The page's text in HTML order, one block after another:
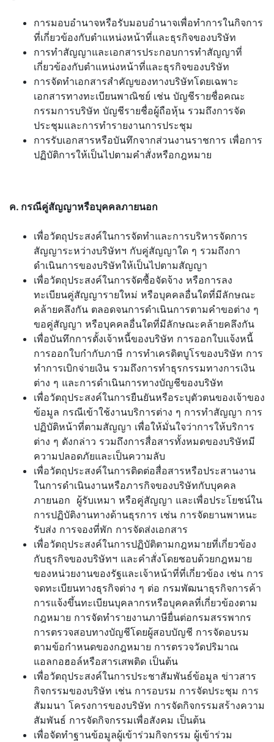
การมอบอำนาจหรือรับมอบอำนาจเพื่อทำการในกิจการ
ที่เกี่ยวข้องกับตำแหน่งหน้าที่และธุรกิจของบริษัท
การทำสัญญาและเอกสารประกอบการทำสัญญาที่
เกี่ยวข้องกับตำแหน่งหน้าที่และธุรกิจของบริษัท
การจัดทำเอกสารสำคัญของทางบริษัทโดยเฉพาะ
เอกสารทางทะเบียนพาณิชย์ เช่น บัญชีรายชื่อคณะ
กรรมการบริษัท บัญชีรายชื่อผู้ถือหุ้น รวมถึงการจัด
ประชุมและการทำรายงานการประชุม
การรับเอกสารหรือบันทึกจากส่วนงานราชการ เพื่อการ
ปฏิบัติการให้เป็นไปตามคำสั่งหรือกฎหมาย
ค. กรณีคู่สัญญาหรือบุคคลภายนอก
เพื่อวัตถุประสงค์ในการจัดทำและการบริหารจัดการ
สัญญาระหว่างบริษัทฯ กับคู่สัญญาใด ๆ รวมถึงกา
ดำเนินการของบริษัทให้เป็นไปตามสัญญา
เพื่อวัตถุประสงค์ในการจัดซื้อจัดจ้าง หรือการลง
ทะเบียนคู่สัญญารายใหม่ หรือบุคคลอื่นใดที่มีลักษณะ
คล้ายคลึงกัน ตลอดจนการดำเนินการตามคำขอต่าง ๆ
ขอคู่สัญญา หรือบุคคลอื่นใดที่มีลักษณะคล้ายคลึงกัน
เพื่อบันทึกการตั้งเจ้าหนี้ของบริษัท การออกใบแจ้งหนี้
การออกใบกำกับภาษี การทำเครดิตบูโรของบริษัท การ
ทำการเบิกจ่ายเงิน รวมถึงการทำธุรกรรมทางการเงิน
ต่าง ๆ และการดำเนินการทางบัญชีของบริษัท
เพื่อวัตถุประสงค์ในการยืนยันหรือระบุตัวตนของเจ้าของ
ข้อมูล กรณีเข้าใช้งานบริการต่าง ๆ การทำสัญญา การ
ปฏิบัติหน้าที่ตามสัญญา เพื่อให้มั่นใจว่าการให้บริการ
ต่าง ๆ ดังกล่าว รวมถึงการสื่อสารทั้งหมดของบริษัทมี
ความปลอดภัยและเป็นความลับ
เพื่อวัตถุประสงค์ในการติดต่อสื่อสารหรือประสานงาน
ในการดำเนินงานหรือภารกิจของบริษัทกับบุคคล
ภายนอก ผู้รับเหมา หรือคู่สัญญา และเพื่อประโยชน์ใน
การปฏิบัติงานทางด้านธุรการ เช่น การจัดยานพาหนะ
รับส่ง การจองที่พัก การจัดส่งเอกสาร
เพื่อวัตถุประสงค์ในการปฏิบัติตามกฎหมายที่เกี่ยวข้อง
กับธุรกิจของบริษัทฯ และคำสั่งโดยชอบด้วยกฎหมาย
ของหน่วยงานของรัฐและเจ้าหน้าที่ที่เกี่ยวข้อง เช่น การ
จดทะเบียนทางธุรกิจต่าง ๆ ต่อ กรมพัฒนาธุรกิจการค้า
การแจ้งขึ้นทะเบียนบุคลากรหรือบุคคลที่เกี่ยวข้องตาม
กฎหมาย การจัดทำรายงานภาษียื่นต่อกรมสรรพากร
การตรวจสอบทางบัญชีโดยผู้สอบบัญชี การจัดอบรม
ตามข้อกำหนดของกฎหมาย การตรวจวัดปริมาณ
แอลกอฮอล์หรือสารเสพติด เป็นต้น
เพื่อวัตถุประสงค์ในการประชาสัมพันธ์ข้อมูล ข่าวสาร
กิจกรรมของบริษัท เช่น การอบรม การจัดประชุม การ
สัมมนา โครงการของบริษัท การจัดกิจกรรมสร้างความ
สัมพันธ์ การจัดกิจกรรมเพื่อสังคม เป็นต้น
เพื่อจัดทำฐานข้อมูลผู้เข้าร่วมกิจกรรม ผู้เข้าร่วม